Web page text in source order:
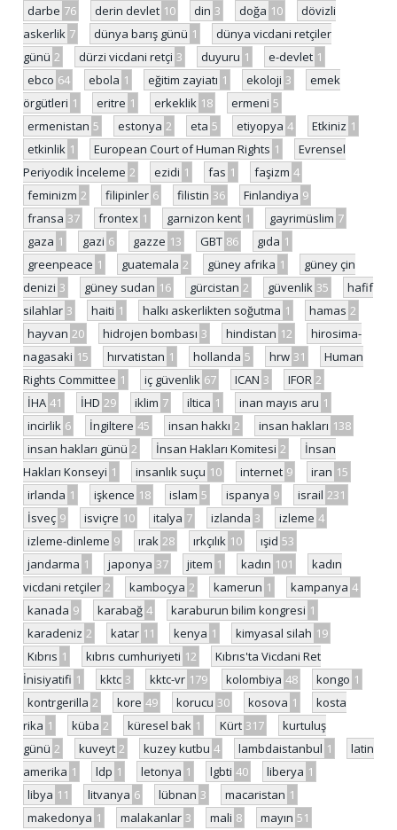
darbe 76 derin devlet 10 din 3 doğa 10
dövizli
askerlik 7 dünya barış günü 1
dünya vicdani retçiler
günü 2 dürzi vicdani retçi 3 duyuru 1 e-devlet 1
ebco 64 ebola 1 eğitim zayiatı 1 ekoloji 3
emek
örgütleri 1 eritre 1 erkeklik 18 ermeni 5
ermenistan 5 estonya 2 eta 5 etiyopya 4 Etkiniz 1
etkinlik 1 European Court of Human Rights 1
Evrensel
Periyodik İnceleme 2 ezidi 1 fas 1 faşizm 4
feminizm 2 filipinler 6 filistin 36 Finlandiya 9
fransa 37 frontex 1 garnizon kent 1 gayrimüslim 7
gaza 1 gazi 6 gazze 13 GBT 86 gıda 1
greenpeace 1 guatemala 2 güney afrika 1
güney çin
denizi 3 güney sudan 16 gürcistan 2 güvenlik 35
hafif
silahlar 3 haiti 1 halkı askerlikten soğutma 1 hamas 2
hayvan 20 hidrojen bombası 3 hindistan 12
hirosima-
nagasaki 15 hırvatistan 1 hollanda 5 hrw 31
Human
Rights Committee 1 iç güvenlik 67 ICAN 3 IFOR 2
İHA 41 İHD 29 iklim 7 iltica 1 inan mayıs aru 1
incirlik 6 İngiltere 45 insan hakkı 2 insan hakları 138
insan hakları günü 2 İnsan Hakları Komitesi 2
İnsan
Hakları Konseyi 1 insanlık suçu 10 internet 9 iran 15
irlanda 1 işkence 18 islam 5 ispanya 9 israil 231
İsveç 9 isviçre 10 italya 7 izlanda 3 izleme 4
izleme-dinleme 9 ırak 28 ırkçılık 10 ışid 53
jandarma 1 japonya 37 jitem 1 kadın 101
kadın
vicdani retçiler 2 kamboçya 2 kamerun 1 kampanya 4
kanada 9 karabağ 4 karaburun bilim kongresi 1
karadeniz 2 katar 11 kenya 1 kimyasal silah 19
Kıbrıs 1 kıbrıs cumhuriyeti 12
Kıbrıs'ta Vicdani Ret
İnisiyatifi 1 kktc 3 kktc-vr 179 kolombiya 48 kongo 1
kontrgerilla 2 kore 49 korucu 30 kosova 1
kosta
rika 1 küba 2 küresel bak 1 Kürt 317
kurtuluş
günü 2 kuveyt 2 kuzey kutbu 4 lambdaistanbul 1
latin
amerika 1 ldp 1 letonya 1 lgbti 40 liberya 1
libya 11 litvanya 6 lübnan 3 macaristan 1
makedonya 1 malakanlar 3 mali 8 mayın 51